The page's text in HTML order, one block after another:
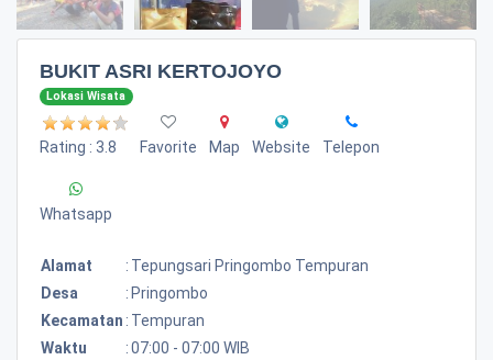
BUKIT ASRI KERTOJOYO
Lokasi Wisata
Rating : 3.8 Favorite Map Website Telepon
Whatsapp
Alamat : Tepungsari Pringombo Tempuran
Desa
: Pringombo
Kecamatan : Tempuran
Waktu
:07:00 - 07:00 WIB